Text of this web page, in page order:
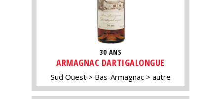
30 ANS
ARMAGNAC DARTIGALONGUE
Sud Ouest Bas-Armagnac autre